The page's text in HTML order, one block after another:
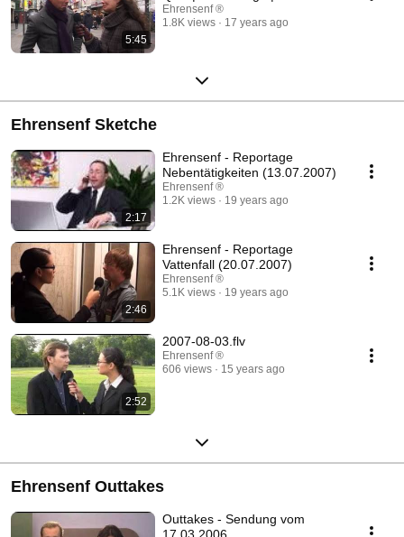
5:45
Ehrensenf ®
1.8K views
17 years ago
Ehrensenf Sketche
2:17
Ehrensenf - Reportage
Nebentätigkeiten (13.07.2007)
Ehrensenf ®
1.2K views
19 years ago
2:46
Ehrensenf - Reportage
Vattenfall (20.07.2007)
Ehrensenf ®
5.1K views
19 years ago
2:52
2007-08-03.flv
Ehrensenf ®
606 views
15 years ago
Ehrensenf Outtakes
Outtakes - Sendung vom
17.03.2006